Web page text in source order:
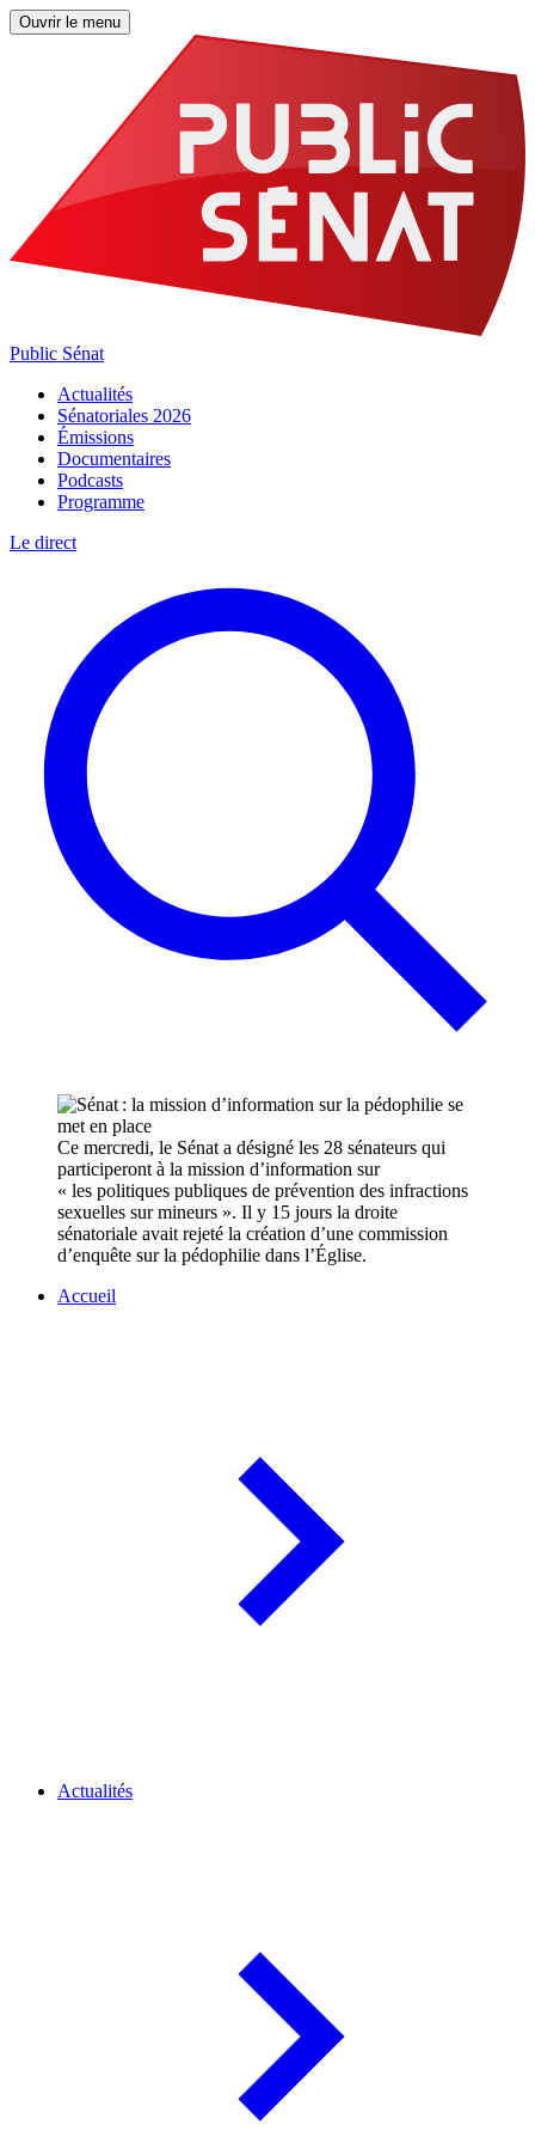
Ouvrir le menu
Public Sénat
Actualités
Sénatoriales 2026
Émissions
Documentaires
Podcasts
Programme
Le direct
Ce mercredi, le Sénat a désigné les 28 sénateurs qui
participeront à la mission d’information sur
« les politiques publiques de prévention des infractions
sexuelles sur mineurs ». Il y 15 jours la droite
sénatoriale avait rejeté la création d’une commission
d’enquête sur la pédophilie dans l’Église.
Accueil
Actualités